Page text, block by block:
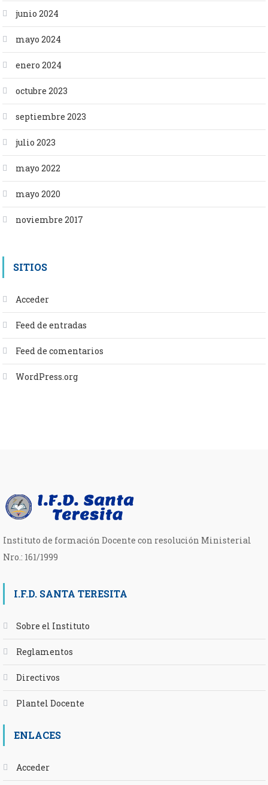
junio 2024
mayo 2024
enero 2024
octubre 2023
septiembre 2023
julio 2023
mayo 2022
mayo 2020
noviembre 2017
SITIOS
Acceder
Feed de entradas
Feed de comentarios
WordPress.org
Instituto de formación Docente con resolución Ministerial
Nro.: 161/1999
I.F.D. SANTA TERESITA
Sobre el Instituto
Reglamentos
Directivos
Plantel Docente
ENLACES
Acceder